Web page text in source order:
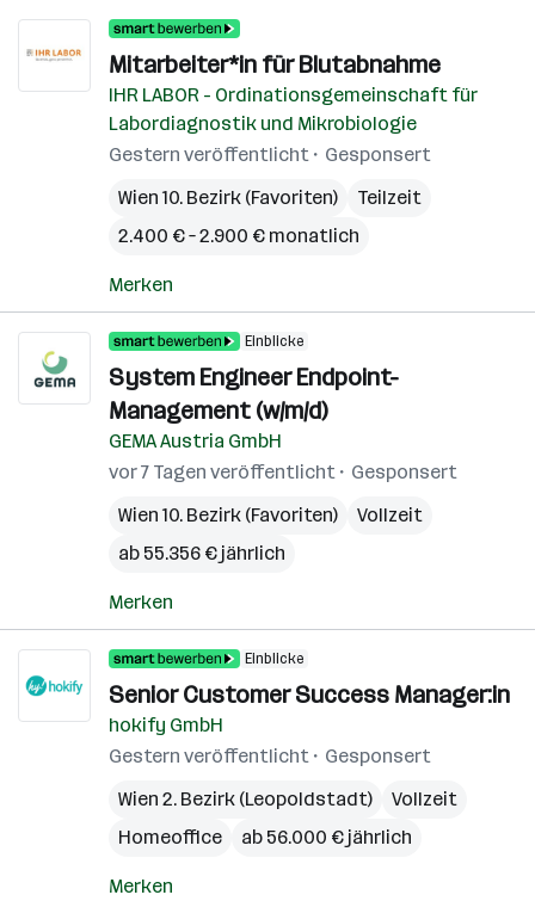
Mitarbeiter*in für Blutabnahme
IHR LABOR - Ordinationsgemeinschaft für
Labordiagnostik und Mikrobiologie
Gestern veröffentlicht
Gesponsert
Wien 10. Bezirk (Favoriten)
Teilzeit
2.400 € – 2.900 € monatlich
Merken
Einblicke
System Engineer Endpoint-
Management (w/m/d)
GEMA Austria GmbH
vor 7 Tagen veröffentlicht
Gesponsert
Wien 10. Bezirk (Favoriten)
Vollzeit
ab 55.356 € jährlich
Merken
Einblicke
Senior Customer Success Manager:in
hokify GmbH
Gestern veröffentlicht
Gesponsert
Wien 2. Bezirk (Leopoldstadt)
Vollzeit
Homeoffice
ab 56.000 € jährlich
Merken